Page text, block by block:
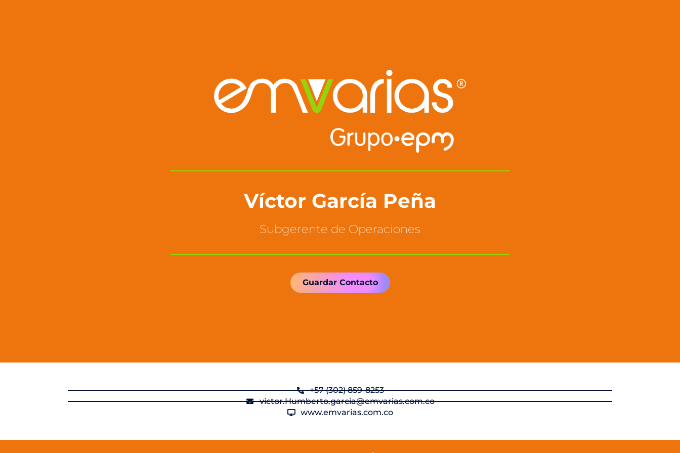
Víctor García Peña
Subgerente de Operaciones
Guardar Contacto
‪+57 (302) 859-8253
victor.Humberto.garcia@emvarias.com.co
www.emvarias.com.co